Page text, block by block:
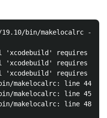
19.10/bin/makelocalrc -x /
requires
requires
requires
makelocalrc: line 446:
makelocalrc: line 454:
makelocalrc: line 489: